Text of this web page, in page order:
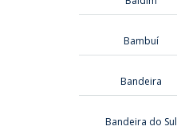
Bambuí
Bandeira
Bandeira do Sul